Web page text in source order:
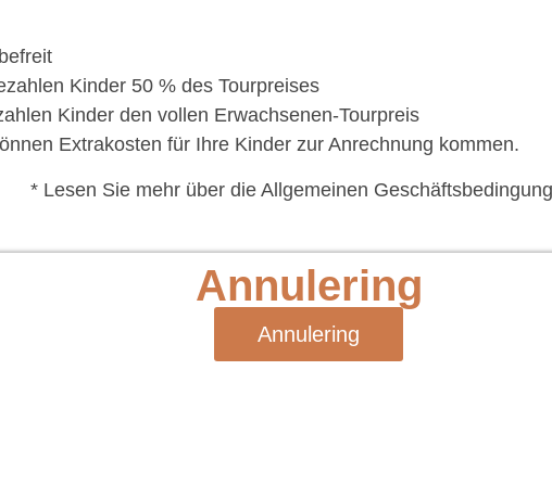
Kinder 50 % des Tourpreises
Kinder den vollen Erwachsenen-Tourpreis
Extrakosten für Ihre Kinder zur Anrechnung kommen.
* Lesen Sie mehr über die Allgemeinen
Annulering
Annulering